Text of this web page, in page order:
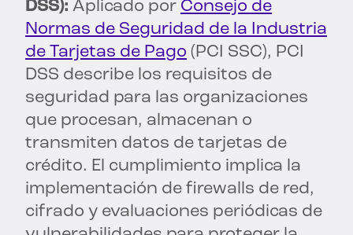
DSS): Aplicado por Consejo de
Normas de Seguridad de la Industria
de Tarjetas de Pago (PCI SSC), PCI
DSS describe los requisitos de
seguridad para las organizaciones
que procesan, almacenan o
transmiten datos de tarjetas de
crédito. El cumplimiento implica la
implementación de firewalls de red,
cifrado y evaluaciones periódicas de